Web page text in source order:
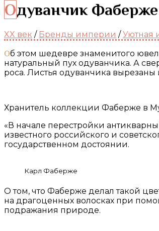
Одуванчик Фаберже
XX век / Бренды империи /Уютная
Об этом шедевре знаменитого ювелира стало известно только в 1994 году. Карл Фаберже создал настоящее чудо: на серебряных тычинках закреплен
натуральный пух одуванчика. А
роса. Листья одуванчика вырезаны
Хранитель коллекции Фаберже в
«В начале перестройки
известного российского и
государственном достоянии.
Карл Фаберже
О том, что Фаберже делал такой
на драгоценных волосках при
подражания природе.